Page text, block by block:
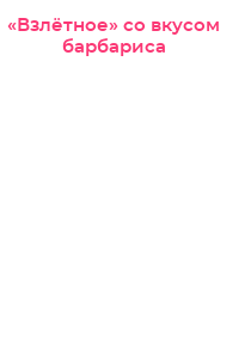
«Взлётное» со вкусом
барбариса